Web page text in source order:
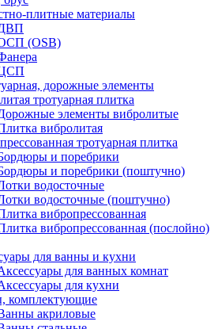
плитные материалы
(OSB)
дорожные элементы
тротуарная плитка
элементы вибролитые
вибролитая
тротуарная плитка
и поребрики
и поребрики (поштучно)
водосточные
водосточные (поштучно)
вибропрессованная
вибропрессованная (послойно)
для ванны и кухни
для ванных комнат
для кухни
комплектующие
акриловые